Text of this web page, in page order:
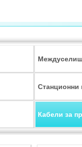
Станционни
Кабели за